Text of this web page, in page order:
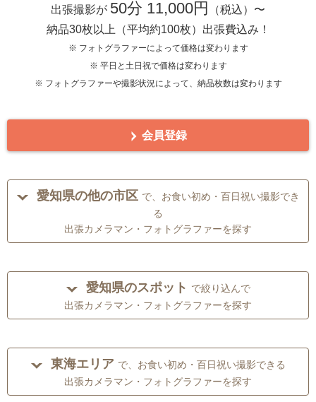
出張撮影が 50分 11,000円
（税込）〜
納品30枚以上（平均約100枚）出張費込み！
※ フォトグラファーによって価格は変わります
※ 平日と土日祝で価格は変わります
※ フォトグラファーや撮影状況によって、納品枚数は変わります
会員登録
愛知県の他の市区 で、お食い初め・百日祝い撮影でき
る
出張カメラマン・フォトグラファーを探す
愛知県のスポット で絞り込んで
出張カメラマン・フォトグラファーを探す
東海エリア で、お食い初め・百日祝い撮影できる
出張カメラマン・フォトグラファーを探す